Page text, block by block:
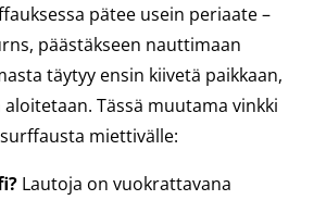
pätee usein periaate –
päästäkseen nauttimaan
täytyy ensin kiivetä paikkaan,
Tässä muutama vinkki
miettivälle:
Lautoja on vuokrattavana